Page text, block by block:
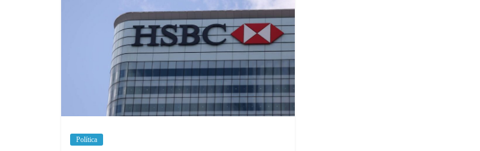
Política